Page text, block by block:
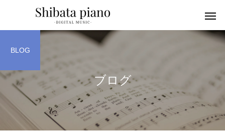
幼児音感レッスン
小・中・高・
ッスン
ブログ
BLOG